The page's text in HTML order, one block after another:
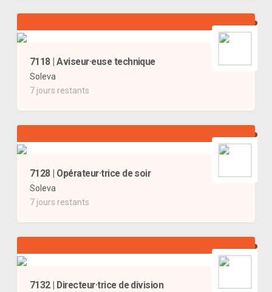
7118 | Aviseur·euse technique
Soleva
7 jours restants
7128 | Opérateur·trice de soir
Soleva
7 jours restants
7132 | Directeur·trice de division